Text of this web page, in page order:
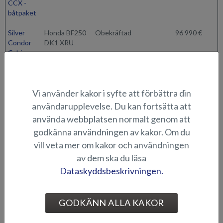
CCX -
båtpaket
Silver
Condor
Cabin -
Honda BF250
DK1 XRU
Obekräftad 96 990 €
båtpaket
DK1 XDU
(DBW) white
Honda BF350
AD XDU
Obekräftad 108 990 €
Vi använder kakor i syfte att förbättra din
användarupplevelse. Du kan fortsätta att
använda webbplatsen normalt genom att
godkänna användningen av kakor. Om du
vill veta mer om kakor och användningen
av dem ska du läsa
Dataskyddsbeskrivningen.
GODKÄNN ALLA KAKOR